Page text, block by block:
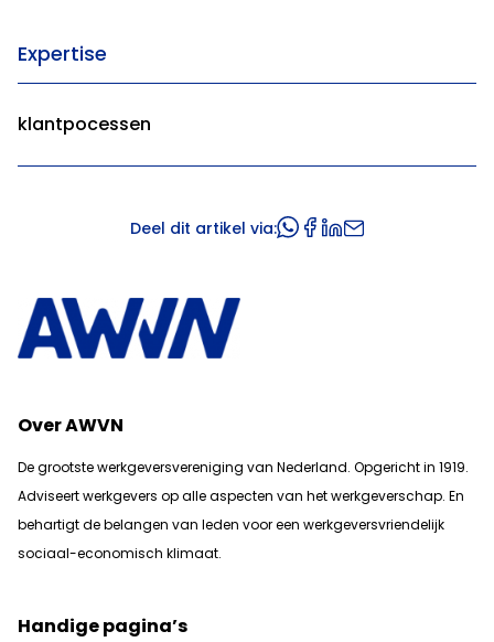
Expertise
klantpocessen
Deel dit artikel via:
Over AWVN
De grootste werkgeversvereniging van Nederland. Opgericht in 1919.
Adviseert werkgevers op alle aspecten van het werkgeverschap. En
behartigt de belangen van leden voor een werkgeversvriendelijk
sociaal-economisch klimaat.
Handige pagina’s